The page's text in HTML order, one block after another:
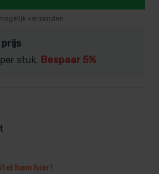
verzonden
per stuk. Bespaar 5%
hem hier!